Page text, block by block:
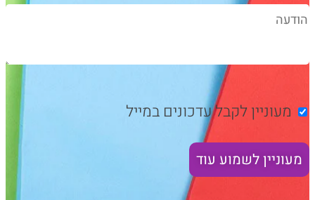
מעוניין לקבל עדכונים במייל